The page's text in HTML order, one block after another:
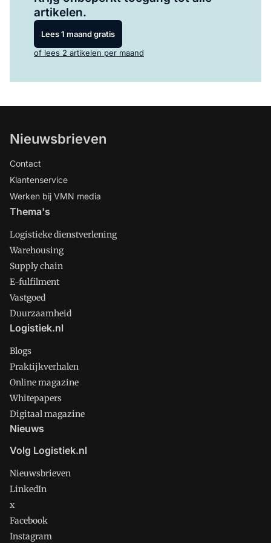
artikelen.
Lees 1 maand gratis
of lees 2 artikelen per maand
Nieuwsbrieven
Contact
Klantenservice
Werken bij VMN media
Thema's
Logistieke dienstverlening
Warehousing
Supply chain
E-fulfilment
Vastgoed
Duurzaamheid
Logistiek.nl
Blogs
Praktijkverhalen
Online magazine
Whitepapers
Digitaal magazine
Nieuws
Volg Logistiek.nl
Nieuwsbrieven
LinkedIn
x
Facebook
Instagram